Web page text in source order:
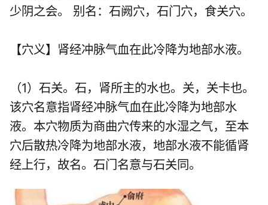
少阴之会。 别名：石阙穴，石门穴，食关穴。
【穴义】肾经冲脉气血在此冷降为地部水液。
（1）石关。石，肾所主的水也。关，关卡也。
该穴名意指肾经冲脉气血在此冷降为地部水
液。本穴物质为商曲穴传来的水湿之气，至本
穴后散热冷降为地部水液，地部水液不能循肾
经上行，故名。石门名意与石关同。